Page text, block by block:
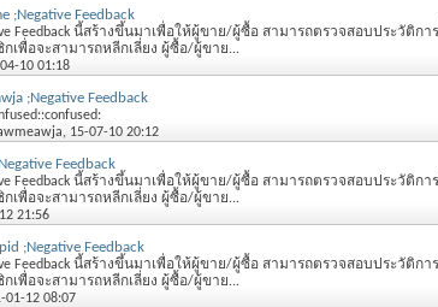
;Negative Feedback
Feedback นี้สร้างขึ้นมาเพื่อให้ผู้ขาย/ผู้ซื้อ สามารถตรวจสอบประวัติก
เพื่อจะสามารถหลีกเลี่ยง ผู้ซื้อ/ผู้ขาย...
10 01:18
;Negative Feedback
, 15-07-10 20:12
Feedback
Feedback นี้สร้างขึ้นมาเพื่อให้ผู้ขาย/ผู้ซื้อ สามารถตรวจสอบประวัติก
เพื่อจะสามารถหลีกเลี่ยง ผู้ซื้อ/ผู้ขาย...
21:56
;Negative Feedback
Feedback นี้สร้างขึ้นมาเพื่อให้ผู้ขาย/ผู้ซื้อ สามารถตรวจสอบประวัติก
เพื่อจะสามารถหลีกเลี่ยง ผู้ซื้อ/ผู้ขาย...
01-12 08:07